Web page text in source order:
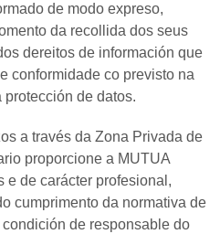
de modo expreso,
da recollida dos seus
dereitos de información que
conformidade co previsto na
de datos.
a través da Zona Privada de
proporcione a MUTUA
e de carácter profesional,
cumprimento da normativa de
de responsable do